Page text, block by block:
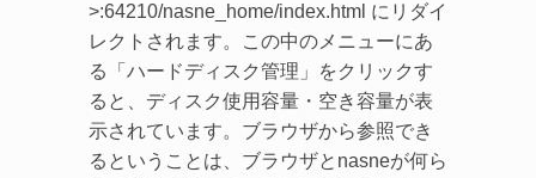
>:64210/nasne_home/index.html にリダイ
レクトされます。この中のメニューにあ
る「ハードディスク管理」をクリックす
ると、ディスク使用容量・空き容量が表
示されています。ブラウザから参照でき
るということは、ブラウザとnasneが何ら